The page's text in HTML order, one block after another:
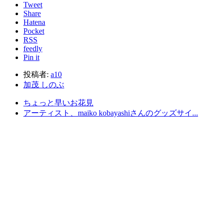
Tweet
Share
Hatena
Pocket
RSS
feedly
Pin it
投稿者: a10
加茂 しのぶ
ちょっと早いお花見
アーティスト、maiko kobayashiさんのグッズサイ...